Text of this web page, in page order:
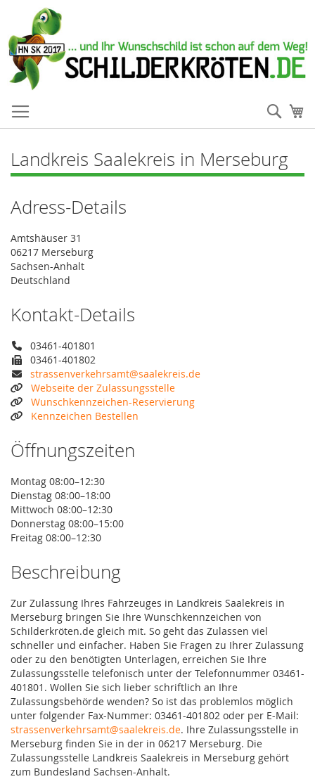
Landkreis Saalekreis in Merseburg
Adress-Details
Amtshäuser 31
06217 Merseburg
Sachsen-Anhalt
Deutschland
Kontakt-Details
03461-401801
03461-401802
strassenverkehrsamt@saalekreis.de
Webseite der Zulassungsstelle
Wunschkennzeichen-Reservierung
Kennzeichen Bestellen
Öffnungszeiten
Montag 08:00–12:30
Dienstag 08:00–18:00
Mittwoch 08:00–12:30
Donnerstag 08:00–15:00
Freitag 08:00–12:30
Beschreibung
Zur Zulassung Ihres Fahrzeuges in Landkreis Saalekreis in
Merseburg bringen Sie Ihre Wunschkennzeichen von
Schilderkröten.de gleich mit. So geht das Zulassen viel
schneller und einfacher. Haben Sie Fragen zu Ihrer Zulassung
oder zu den benötigten Unterlagen, erreichen Sie Ihre
Zulassungsstelle telefonisch unter der Telefonnummer 03461-
401801. Wollen Sie sich lieber schriftlich an Ihre
Zulassungsbehörde wenden? So ist das problemlos möglich
unter folgender Fax-Nummer: 03461-401802 oder per E-Mail:
strassenverkehrsamt@saalekreis.de. Ihre Zulassungsstelle in
Merseburg finden Sie in der in 06217 Merseburg. Die
Zulassungsstelle Landkreis Saalekreis in Merseburg gehört
zum Bundesland Sachsen-Anhalt.